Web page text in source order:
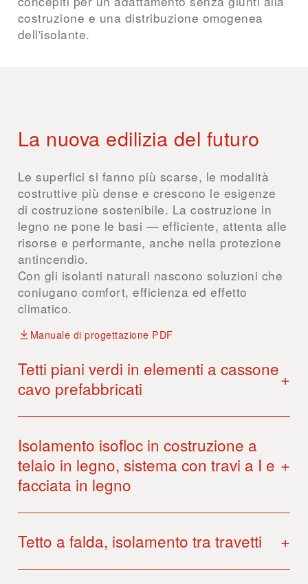
costruzione e una distribuzione omogenea
dell'isolante.
La nuova edilizia del futuro
Le superfici si fanno più scarse, le modalità
costruttive più dense e crescono le esigenze
di costruzione sostenibile. La costruzione in
legno ne pone le basi — efficiente, attenta alle
risorse e performante, anche nella protezione
antincendio.
Con gli isolanti naturali nascono soluzioni che
coniugano comfort, efficienza ed effetto
climatico.
Manuale di progettazione PDF
Tetti piani verdi in elementi a cassone
cavo prefabbricati
+
Isolamento isofloc in costruzione a
telaio in legno, sistema con travi a I e
facciata in legno
+
Tetto a falda, isolamento tra travetti +